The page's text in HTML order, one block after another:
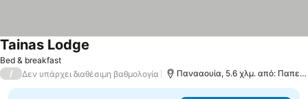
Bed & breakfast
Tainas Lodge
/ Δεν υπάρχει διαθέσιμη βαθμολογία Πανααουία, 5.6 χλμ. από: